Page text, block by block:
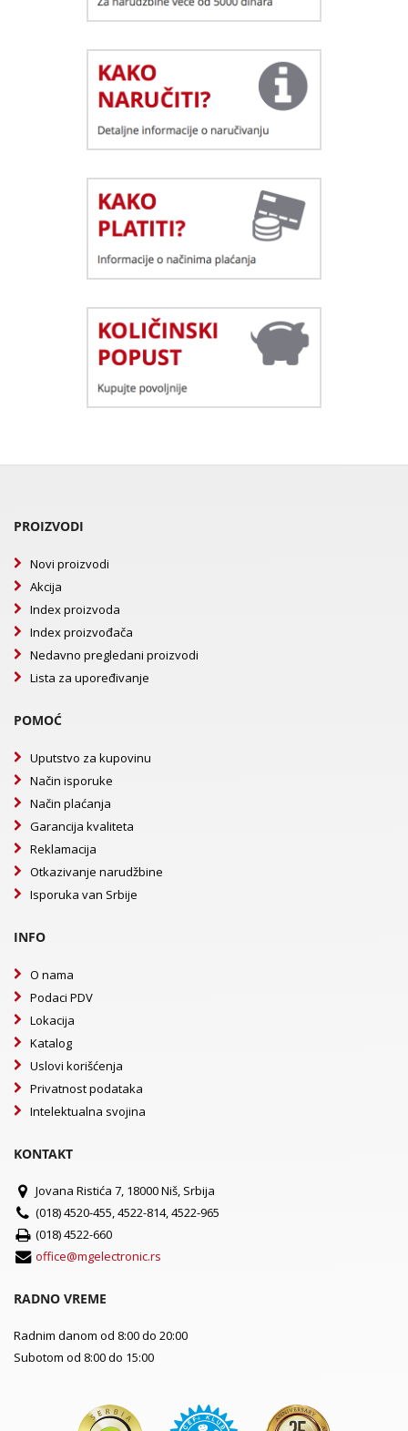
PROIZVODI
Novi proizvodi
Akcija
Index proizvoda
Index proizvođača
Nedavno pregledani proizvodi
Lista za upoređivanje
POMOĆ
Uputstvo za kupovinu
Način isporuke
Način plaćanja
Garancija kvaliteta
Reklamacija
Otkazivanje narudžbine
Isporuka van Srbije
INFO
O nama
Podaci PDV
Lokacija
Katalog
Uslovi korišćenja
Privatnost podataka
Intelektualna svojina
KONTAKT
Jovana Ristića 7, 18000 Niš, Srbija
(018) 4520-455, 4522-814, 4522-965
(018) 4522-660
office@mgelectronic.rs
RADNO VREME
Radnim danom od 8:00 do 20:00
Subotom od 8:00 do 15:00